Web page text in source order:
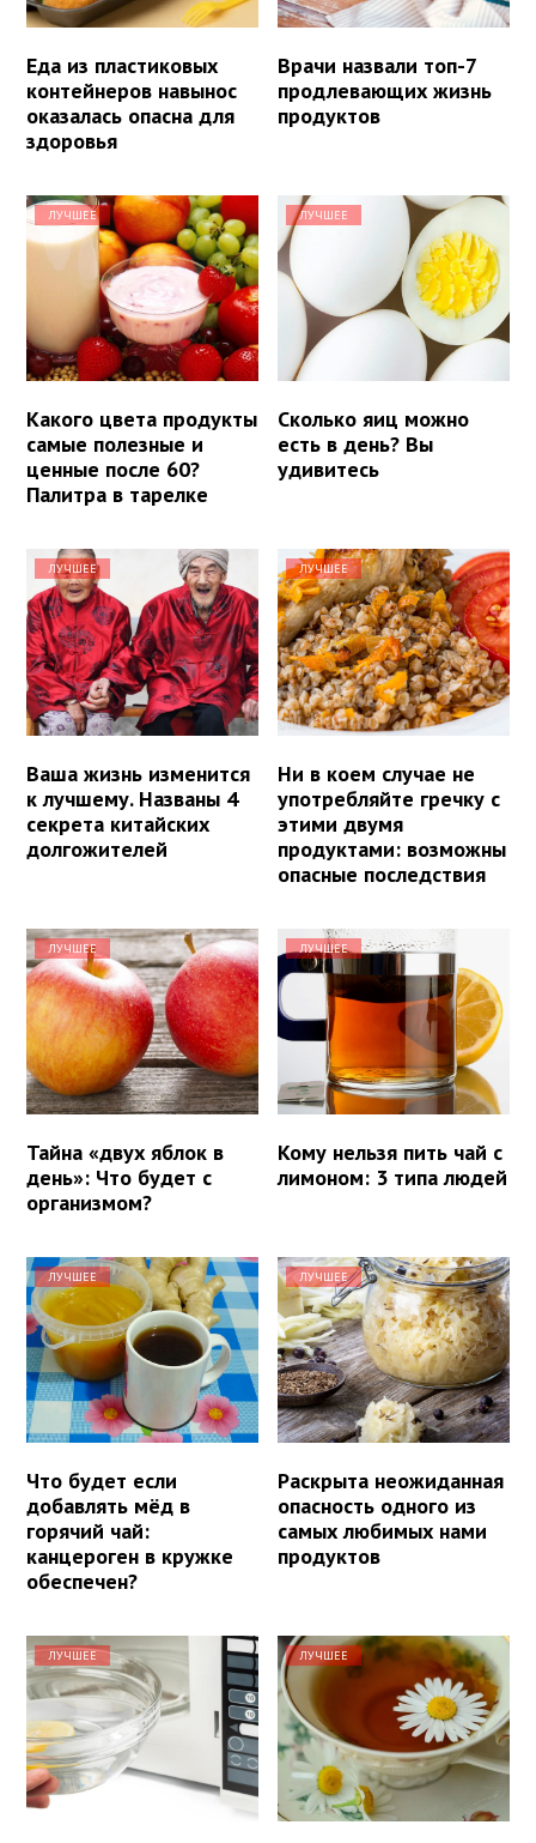
Еда из пластиковых
контейнеров навынос
оказалась опасна для
здоровья
Врачи назвали топ-7
продлевающих жизнь
продуктов
ЛУЧШЕЕ
Какого цвета продукты
самые полезные и
ценные после 60?
Палитра в тарелке
ЛУЧШЕЕ
Сколько яиц можно
есть в день? Вы
удивитесь
ЛУЧШЕЕ
Ваша жизнь изменится
к лучшему. Названы 4
секрета китайских
долгожителей
ЛУЧШЕЕ
Ни в коем случае не
употребляйте гречку с
этими двумя
продуктами: возможны
опасные последствия
ЛУЧШЕЕ
Тайна «двух яблок в
день»: Что будет с
организмом?
ЛУЧШЕЕ
Кому нельзя пить чай с
лимоном: 3 типа людей
ЛУЧШЕЕ
Что будет если
добавлять мёд в
горячий чай:
канцероген в кружке
обеспечен?
ЛУЧШЕЕ
Раскрыта неожиданная
опасность одного из
самых любимых нами
продуктов
ЛУЧШЕЕ ЛУЧШЕЕ